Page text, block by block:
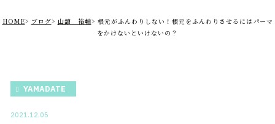
HOME ブログ 山舘 裕輔
根元がふんわりしない！根元をふんわりさせるにはパーマ
をかけないといけないの？
YAMADATE
2021.12.05